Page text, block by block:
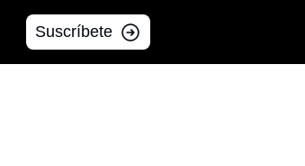
Suscríbete